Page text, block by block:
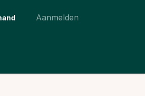
Aanmelden